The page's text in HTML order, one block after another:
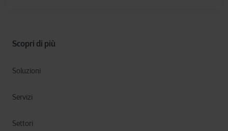
Scopri di più
Soluzioni
Servizi
Settori